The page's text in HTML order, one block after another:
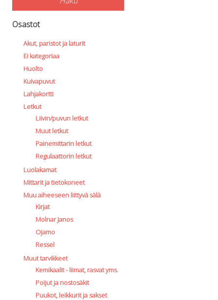
Osastot
Akut, paristot ja laturit
Ei kategoriaa
Huolto
Kuivapuvut
Lahjakortti
Letkut
Liivin/puvun letkut
Muut letkut
Painemittarin letkut
Regulaattorin letkut
Luolakamat
Mittarit ja tietokoneet
Muu aiheeseen liittyvä sälä
Kirjat
Molnar Janos
Ojamo
Ressel
Muut tarvikkeet
Kemikaalit - liimat, rasvat yms.
Poijut ja nostosäkit
Puukot, leikkurit ja sakset